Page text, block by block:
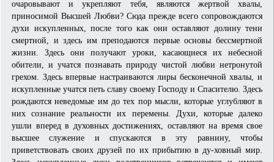
очаровывают и укрепляют тебя, являются жертвой хвалы,
приносимой Высшей Любви? Сюда прежде всего сопровождаются
духи искупленных, после того как они оставляют долину тени
смертной, и здесь им преподаются первые основы бессмертной
жизни. Здесь они получают уроки, касающиеся их небесной
обители, и учатся познавать природу чистой любви нетронутой
грехом. Здесь впервые настраиваются лиры бесконечной хвалы, и
искупленные учатся петь славу своему Господу и Спасителю. Здесь
рождаются неведомые им до тех пор мысли, которые углубляют в
них сознание реальности их перемены. Духи, которые далеко
ушли вперед в духовных достижениях, оставляют на время свое
высшее служение и спускаются в эту равнину, чтобы
приветствовать своих друзей по их прибытию в ду-ховный мир.